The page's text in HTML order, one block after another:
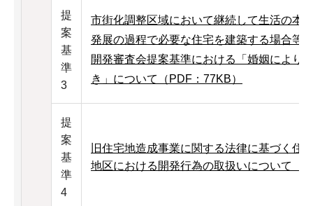
提
案
基
準
3
市街化調整区域において継続して生活の本
発展の過程で必要な住宅を建築する場合等
開発審査会提案基準における「婚姻により
き」について（PDF：77KB）
提
案
基
準
4
旧住宅地造成事業に関する法律に基づく住
地区における開発行為の取扱いについて（